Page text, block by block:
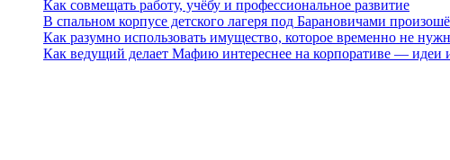
Как совмещать работу, учёбу и профессиональное развитие
В спальном корпусе детского лагеря под Барановичами
Как разумно использовать имущество, которое временно не
Как ведущий делает Мафию интереснее на корпоративе — идеи